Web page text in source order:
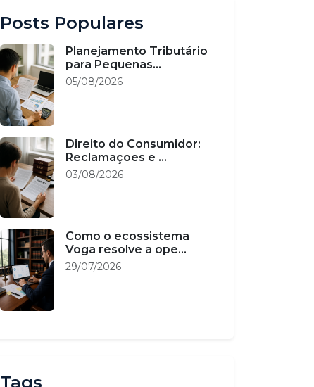
Posts Populares
Planejamento Tributário
para Pequenas...
05/08/2026
Direito do Consumidor:
Reclamações e ...
03/08/2026
Como o ecossistema
Voga resolve a ope...
29/07/2026
Tags